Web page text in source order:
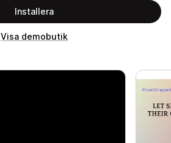
Installera
Visa demobutik